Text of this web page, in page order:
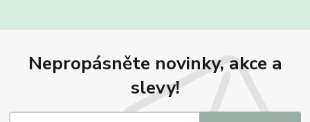
Nepropásněte novinky, akce a
slevy!